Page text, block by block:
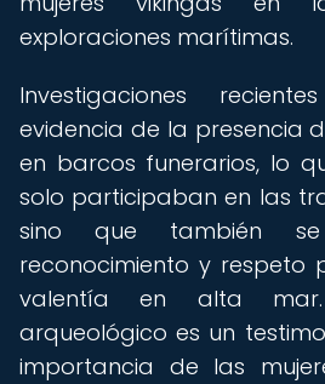
exploraciones marítimas.
Investigaciones
evidencia de la presencia
en barcos funerarios, lo
solo participaban en las
sino que también
reconocimiento y respeto
valentía en alta
arqueológico es un
importancia de las